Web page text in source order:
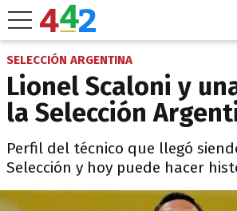
SELECCIÓN ARGENTINA
Lionel Scaloni y
la Selección
Perfil del técnico que llegó
Selección y hoy puede hacer